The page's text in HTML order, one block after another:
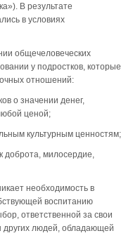
В результате
в условиях
общечеловеческих
у подростков, которые
отношений:
о значении денег,
ценой;
культурным ценностям;
доброта, милосердие,
необходимость в
воспитанию
ответственной за свои
других людей, обладающей